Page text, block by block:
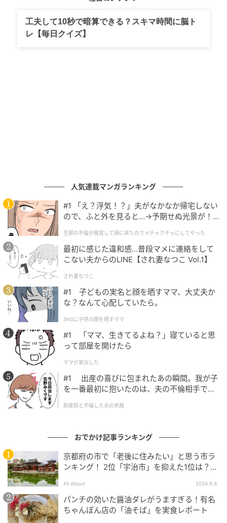
詳細ページ：https://hotelnikko-
tachikawatokyo.jp/restaurant/plan/steak_worldbuff
＜温製料理＞ シーフードグリーンカレー、小籠包、海
老とイカのチリソース、ジャンボオムレツの牛肉の赤
ワイン煮込みソース、米沢牛とマッシュポテトのムサ
カ風グラタン、白身魚の香草パン粉焼き トマトとバジ
ルのソース、チキンとアサリのパエリア、フィッシュ
＆チップス タルタル添え、ムール・ナチュール、プル
ドポークのミニバーガー
＜デザート＞ 抹茶のわらび餅、杏仁豆腐、ティラミ
ス、アップルパイ、苺のムースほか
■宿泊プラン概要
マイナビウーマン
工夫して10秒で暗算できる？スキマ時間に脳ト
レ【毎日クイズ】
人気連載マンガランキング
#1 「え？浮気！？」夫がなかなか帰宅しない
ので、ふと外を見ると…→予期せぬ光景が！
クチャにしてやった
旦那の不倫が発覚して頭に来たのでメチャクチャにしてやった
最初に感じた違和感…普段マメに連絡をして
こない夫からのLINE【され妻なつこ Vol.1】
され妻なつこ
#1 子どもの実名と顔を晒すママ、大丈夫か
な？なんて心配していたら。
SNSに子供の顔を晒すママ
#1 「ママ、生きてるよね？」寝ていると思
って部屋を開けたら
ママが家出した
#1 出産の喜びに包まれたあの瞬間。我が子
を一番最初に抱いたのは、夫の不倫相手でし
助産師と不倫した夫の末路
おでかけ記事ランキング
京都府の市で「老後に住みたい」と思う市ラ
ンキング！ 2位「宇治市」を抑えた1位は？
All About 2026.8.6
パンチの効いた醤油ダレがうますぎる！有名
ちゃんぽん店の「油そば」を実食レポート